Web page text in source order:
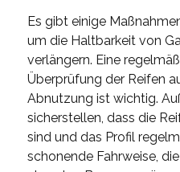
Es gibt einige
um die Haltbarkeit von
verlängern. Eine
Überprüfung der Reifen
Abnutzung ist wichtig.
sicherstellen, dass die
sind und das Profil
schonende Fahrweise,